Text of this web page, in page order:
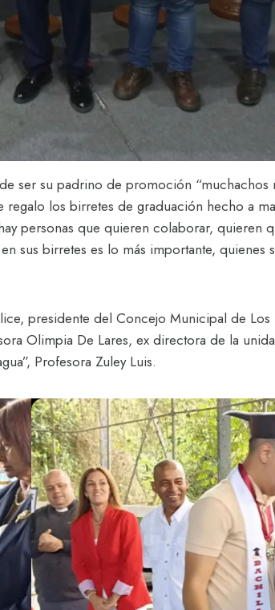
ser su padrino de promoción
los birretes de graduación hecho a
personas que quieren colaborar, quieren
sus birretes es lo más importante, quienes
presidente del Concejo Municipal de
Olimpia De Lares, ex directora de la
Profesora Zuley Luis.